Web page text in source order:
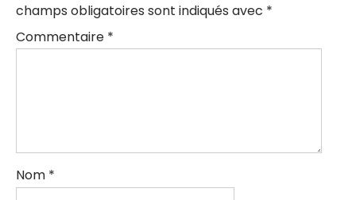
champs obligatoires sont indiqués avec *
Commentaire *
Nom *